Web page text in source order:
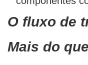
O fluxo de
Mais do